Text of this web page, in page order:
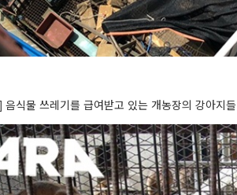
] 음식물 쓰레기를 급여받고 있는 개농장의 강아지들